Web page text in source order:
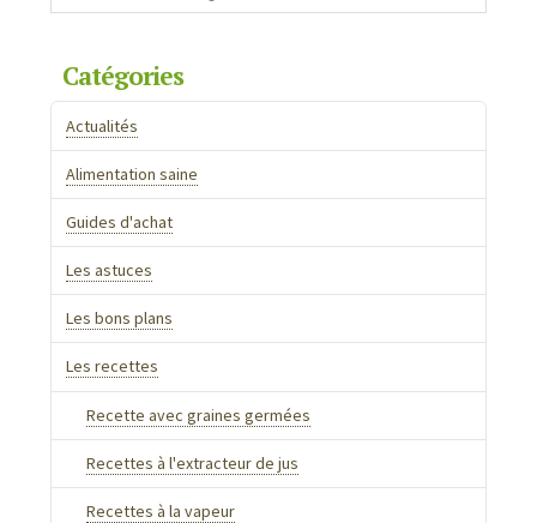
Catégories
Actualités
Alimentation saine
Guides d'achat
Les astuces
Les bons plans
Les recettes
Recette avec graines germées
Recettes à l'extracteur de jus
Recettes à la vapeur